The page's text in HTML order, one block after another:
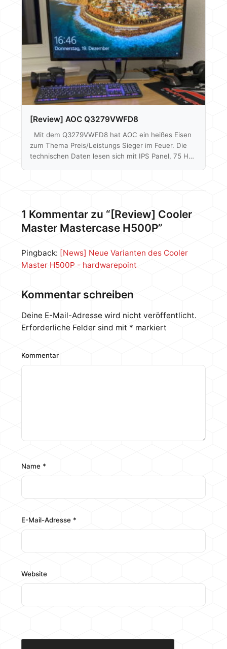
noch so einige andere interessante Features, die
wie hier vorstellen wollen. Zunächst richtet sich
unser Dank an Cooler Master für das Testmuster.
Die Masterkeys…
[Review] AOC Q3279VWFD8
Mit dem Q3279VWFD8 hat AOC ein heißes Eisen
zum Thema Preis/Leistungs Sieger im Feuer. Die
technischen Daten lesen sich mit IPS Panel, 75 Hz,
herausfinden. Mittels Spyder 5 können wir auch auf
die Bildqualität, Farbabweichung etc. eingehen und
auch schauen was eine Farbkalibrierung…
1 Kommentar zu “[Review] Cooler
Master Mastercase H500P”
Pingback: [News] Neue Varianten des Cooler
Master H500P - hardwarepoint
Kommentar schreiben
Deine E-Mail-Adresse wird nicht veröffentlicht.
Erforderliche Felder sind mit * markiert
Kommentar
Name *
E-Mail-Adresse *
Website